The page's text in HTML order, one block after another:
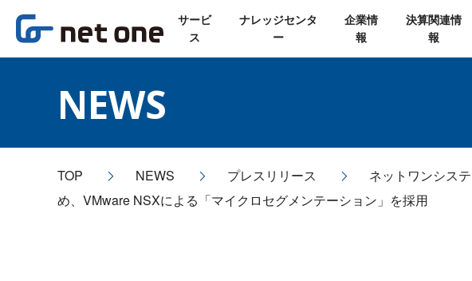
サービ
ス
ナレッジセンタ
ー
企業情
報
決算関連情
報
NEWS
TOP NEWS プレスリリース
ネットワンシス
め、VMware NSXによる「マイクロセグメンテーション」を採用